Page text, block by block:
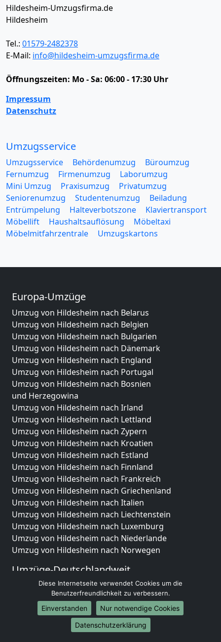
Hildesheim-Umzugsfirma.de
Hildesheim
Tel.: 01579-2482378
E-Mail: info@hildesheim-umzugsfirma.de
Öffnungszeiten: Mo - Sa: 06:00 - 17:30 Uhr
Impressum
Datenschutz
Umzugsservice
Umzugsservice Behördenumzug
Büroumzug
Fernumzug
Firmenumzug
Laborumzug
Mini Umzug
Praxisumzug
Privatumzug
Seniorenumzug
Studentenumzug
Beiladung
Entrümpelung
Halteverbotszone
Klaviertransport
Möbellift
Haushaltsauflösung
Möbeltaxi
Möbelmitfahrzentrale
Umzugskartons
Europa-Umzüge
Umzug von Hildesheim nach Belarus
Umzug von Hildesheim nach Belgien
Umzug von Hildesheim nach Bulgarien
Umzug von Hildesheim nach Dänemark
Umzug von Hildesheim nach England
Umzug von Hildesheim nach Portugal
Umzug von Hildesheim nach Bosnien
und Herzegowina
Umzug von Hildesheim nach Irland
Umzug von Hildesheim nach Lettland
Umzug von Hildesheim nach Zypern
Umzug von Hildesheim nach Kroatien
Umzug von Hildesheim nach Estland
Umzug von Hildesheim nach Finnland
Umzug von Hildesheim nach Frankreich
Umzug von Hildesheim nach Griechenland
Umzug von Hildesheim nach Italien
Umzug von Hildesheim nach Liechtenstein
Umzug von Hildesheim nach Luxemburg
Umzug von Hildesheim nach Niederlande
Umzug von Hildesheim nach Norwegen
Umzüge-Deutschlandweit
Umzug von Hildesheim nach Berlin
Umzug von Hildesheim nach Hamburg
Umzug von Hildesheim nach München
Umzug von Hildesheim nach Köln
Umzug von Hildesheim nach Frankfurt am Main
Diese Internetseite verwendet Cookies um die
Benutzerfreundlichkeit zu verbessern.
Einverstanden
Nur notwendige Cookies
Datenschutzerklärung